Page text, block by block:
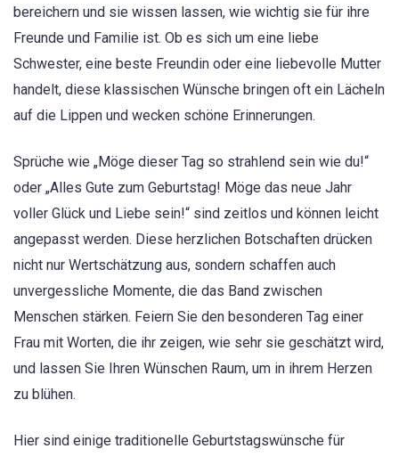
bereichern und sie wissen lassen, wie wichtig sie für ihre
Freunde und Familie ist. Ob es sich um eine liebe
Schwester, eine beste Freundin oder eine liebevolle Mutter
handelt, diese klassischen Wünsche bringen oft ein Lächeln
auf die Lippen und wecken schöne Erinnerungen.
Sprüche wie „Möge dieser Tag so strahlend sein wie du!“
oder „Alles Gute zum Geburtstag! Möge das neue Jahr
voller Glück und Liebe sein!“ sind zeitlos und können leicht
angepasst werden. Diese herzlichen Botschaften drücken
nicht nur Wertschätzung aus, sondern schaffen auch
unvergessliche Momente, die das Band zwischen
Menschen stärken. Feiern Sie den besonderen Tag einer
Frau mit Worten, die ihr zeigen, wie sehr sie geschätzt wird,
und lassen Sie Ihren Wünschen Raum, um in ihrem Herzen
zu blühen.
Hier sind einige traditionelle Geburtstagswünsche für